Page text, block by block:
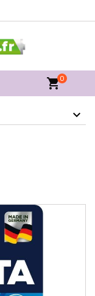
shopping_cart0